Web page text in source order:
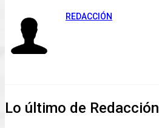
REDACCIÓN
Lo último de Redacción